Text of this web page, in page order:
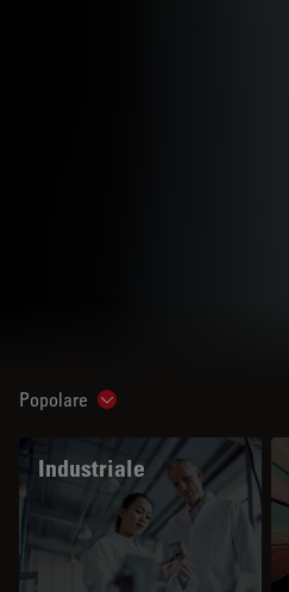
Popolare Show subnavigation
Industriale